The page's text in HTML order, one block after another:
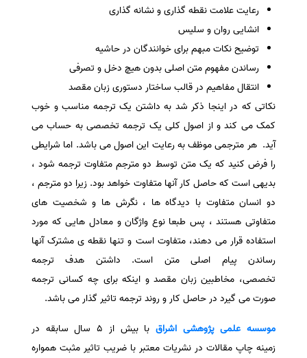
رعایت علامت نقطه گذاری و نشانه گذاری
انشایی روان و سلیس
توضیح نکات مبهم برای خوانندگان در حاشیه
رساندن مفهوم متن اصلی بدون هیچ دخل و تصرفی
انتقال مفاهیم در قالب ساختار دستوری زبان مقصد
نکاتی که در اینجا ذکر شد به داشتن یک ترجمه مناسب و خوب
کمک می کند و از اصول کلی یک ترجمه تخصصی به حساب می
آید. هر مترجمی موظف به رعایت این اصول می باشد. اما شرایطی
را فرض کنید که یک متن توسط دو مترجم متفاوت ترجمه شود ،
بدیهی است که حاصل کار آنها متفاوت خواهد بود. زیرا دو مترجم ،
دو انسان متفاوت با دیدگاه ها ، نگرش ها و شخصیت های
متفاوتی هستند ، پس طبعا نوع واژگان و معادل هایی که مورد
استفاده قرار می دهند، متفاوت است و تنها نقطه ی مشترک آنها
رساندن پیام اصلی متن است. داشتن هدف ترجمه
تخصصی، مخاطبین زبان مقصد و اینکه برای چه کسانی ترجمه
صورت می گیرد در حاصل کار و روند ترجمه تاثیر گذار می باشد.
موسسه علمی پژوهشی اشراق
با بیش از 5 سال سابقه در
زمینه چاپ مقالات در نشریات معتبر با ضریب تاثیر مثبت همواره